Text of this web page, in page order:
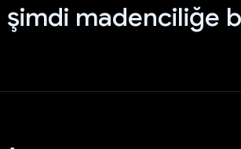
madenciliğe